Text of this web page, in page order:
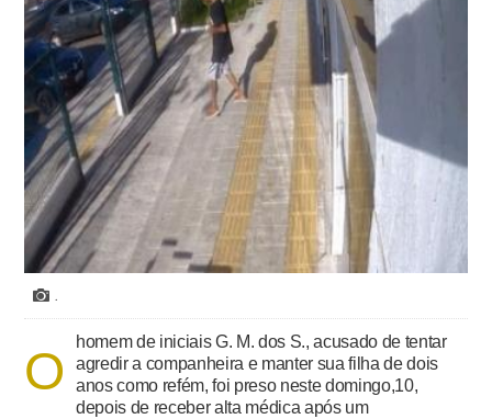
.
O
homem de iniciais G. M. dos S., acusado de tentar
agredir a companheira e manter sua filha de dois
anos como refém, foi preso neste domingo,10,
depois de receber alta médica após um